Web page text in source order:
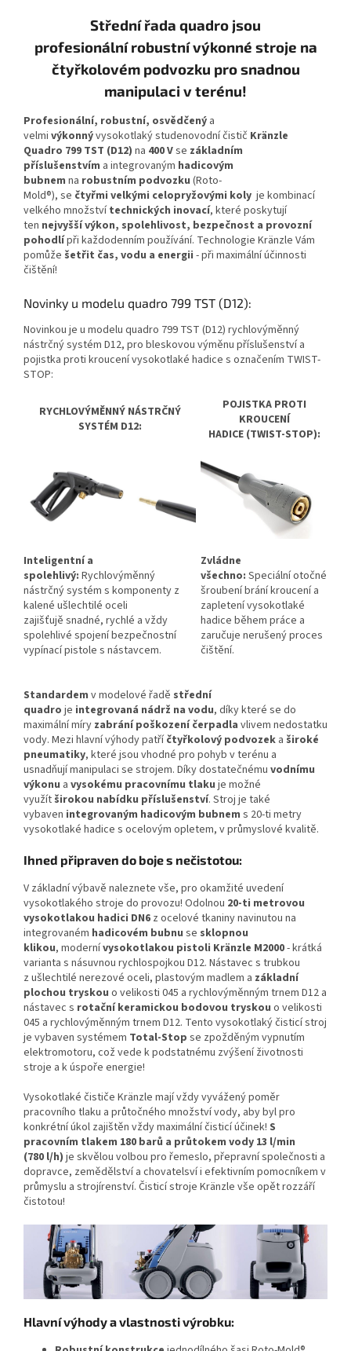
Střední řada quadro jsou
profesionální robustní výkonné stroje na
čtyřkolovém podvozku pro snadnou
manipulaci v terénu!
Profesionální, robustní, osvědčený a
velmi výkonnývysokotlaký studenovodní čistič Kränzle
Quadro 799 TST (D12) na 400 Vse základním
příslušenstvím a integrovaným hadicovým
bubnem na robustním podvozku (Roto-
Mold®), se čtyřmi velkými celopryžovými koly je kombinací
velkého množstvítechnických inovací, které poskytují
ten nejvyšší výkon, spolehlivost, bezpečnost a provozní
pohodlípři každodenním používání. Technologie Kränzle Vám
pomůže šetřit čas, vodu a energii - při maximální účinnosti
čištění!
Novinky u modelu quadro 799 TST (D12):
Novinkou je u modelu quadro 799 TST (D12) rychlovýměnný
nástrčný systém D12, pro bleskovou výměnu příslušenství a
pojistka proti kroucení vysokotlaké hadice s označením TWIST-
STOP:
RYCHLOVÝMĚNNÝ NÁSTRČNÝ
SYSTÉM D12:
POJISTKA PROTI
KROUCENÍ
HADICE (TWIST-STOP):
Inteligentní a
spolehlivý: Rychlovýměnný
nástrčný systém s komponenty z
kalené ušlechtilé oceli
zajišťujě snadné, rychlé a vždy
spolehlivé spojení bezpečnostní
vypínací pistole s nástavcem.
Zvládne
všechno: Speciální otočné
šroubení brání kroucení a
zapletení vysokotlaké
hadice během práce a
zaručuje nerušený proces
čištění.
Standardem v modelové řadě střední
quadro je integrovaná nádrž na vodu, díky které se do
maximální míry zabrání poškození čerpadla vlivem nedostatku
vody. Mezi hlavní výhody patříčtyřkolový podvozek a široké
pneumatiky, které jsou vhodné pro pohyb v terénu a
usnadňují manipulaci se strojem. Díky dostatečnému vodnímu
výkonu a vysokému pracovnímu tlaku je možné
využít širokou nabídku příslušenství. Stroj je také
vybaven integrovaným hadicovým bubnem s 20-ti metry
vysokotlaké hadice s ocelovým opletem, v průmyslové kvalitě.
Ihned připraven do boje s nečistotou:
V základní výbavě naleznete vše, pro okamžité uvedení
vysokotlakého stroje do provozu! Odolnou 20-ti metrovou
vysokotlakou hadici DN6 z ocelové tkaniny navinutou na
integrovaném hadicovém bubnu se sklopnou
klikou, modernívysokotlakou pistoli Kränzle M2000- krátká
varianta s násuvnou rychlospojkou D12. Nástavec s trubkou
z ušlechtilé nerezové oceli, plastovým madlem a základní
plochou tryskou o velikosti 045 a rychlovýměnným trnem D12 a
nástavec s rotační keramickou bodovou tryskou o velikosti
045 a rychlovýměnným trnem D12. Tento vysokotlaký čisticí stroj
je vybaven systémem Total-Stop se zpožděným vypnutím
elektromotoru, což vede k podstatnému zvýšení životnosti
stroje a k úspoře energie!
Vysokotlaké čističe Kränzle mají vždy vyvážený poměr
pracovního tlaku a průtočného množství vody, aby byl pro
konkrétní úkol zajištěn vždy maximální čisticí účinek! S
pracovním tlakem 180 barů a průtokem vody 13 l/min
(780 l/h) je skvělou volbou pro řemeslo, přepravní společnosti a
dopravce, zemědělství a chovatelsví i efektivním pomocníkem v
průmyslu a strojírenství. Čisticí stroje Kränzle vše opět rozzáří
čistotou!
Hlavní výhody a vlastnosti výrobku: